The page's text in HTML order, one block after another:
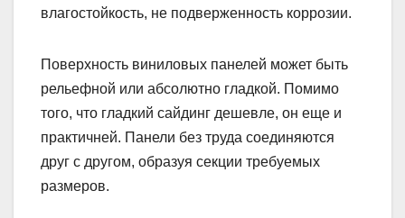
влагостойкость, не подверженность коррозии.
Поверхность виниловых панелей может быть
рельефной или абсолютно гладкой. Помимо
того, что гладкий сайдинг дешевле, он еще и
практичней. Панели без труда соединяются
друг с другом, образуя секции требуемых
размеров.